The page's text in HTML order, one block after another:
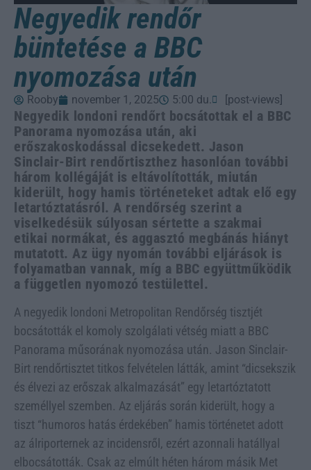
Negyedik rendőr
büntetése a BBC
nyomozása után
Rooby november 1, 2025 5:00 du. [post-views]
Negyedik londoni rendőrt bocsátottak el a BBC
Panorama nyomozása után, aki
erőszakoskodással dicsekedett. Jason
Sinclair-Birt rendőrtiszthez hasonlóan további
három kollégáját is eltávolították, miután
kiderült, hogy hamis történeteket adtak elő egy
letartóztatásról. A rendőrség szerint a
viselkedésük súlyosan sértette a szakmai
etikai normákat, és aggasztó megbánás hiányt
mutatott. Az ügy nyomán további eljárások is
folyamatban vannak, míg a BBC együttműködik
a független nyomozó testülettel.
A negyedik londoni Metropolitan Rendőrség tisztjét
bocsátották el komoly szolgálati vétség miatt a BBC
Panorama műsorának nyomozása után. Jason Sinclair-
Birt rendőrtisztet titkos felvételen látták, amint “dicsekszik
és élvezi az erőszak alkalmazását” egy letartóztatott
személlyel szemben. Az eljárás során kiderült, hogy a
tiszt “humoros hatás érdekében” hamis történetet adott
az álriporternek az incidensről, ezért azonnali hatállyal
elbocsátották. Csak az elmúlt héten három másik Met